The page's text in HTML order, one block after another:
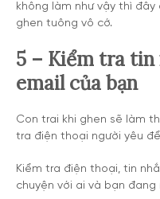
không làm như vậy thì
ghen tuông vô cớ.
5 – Kiểm tra tin
email của bạn
Con trai khi ghen sẽ làm
tra điện thoại người yêu
Kiểm tra điện thoại, tin
chuyện với ai và bạn